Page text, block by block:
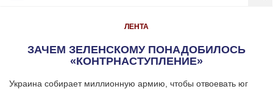
ЛЕНТА
ЗАЧЕМ ЗЕЛЕНСКОМУ ПОНАДОБИЛОСЬ
«КОНТРНАСТУПЛЕНИЕ»
Украина собирает миллионную армию, чтобы отвоевать юг